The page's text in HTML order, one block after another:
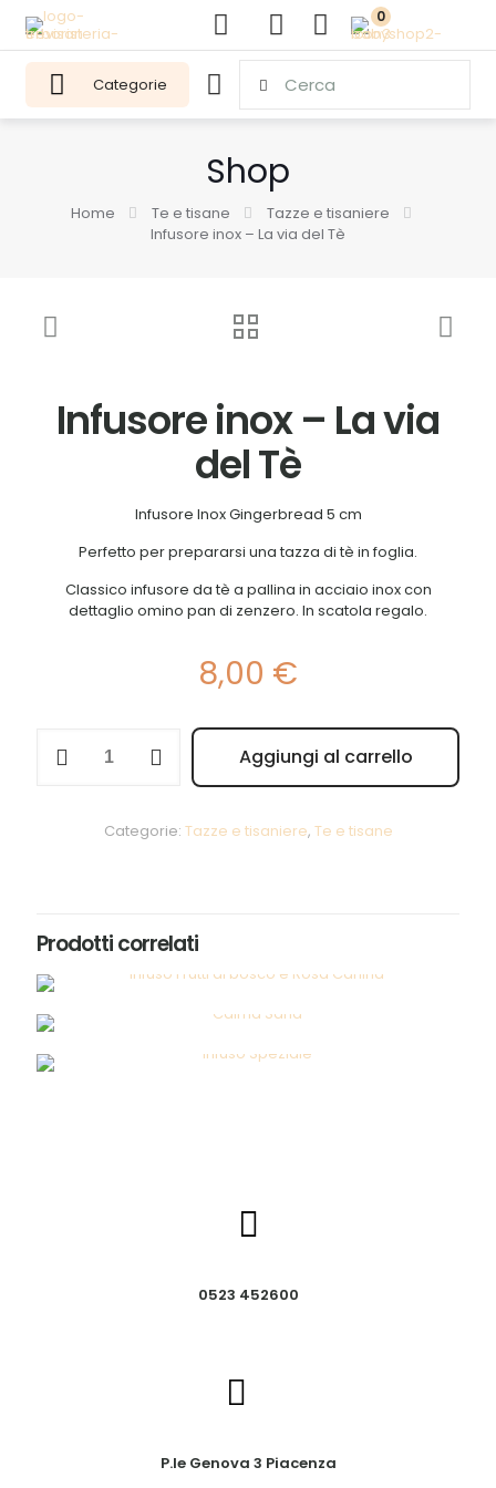
0
Categorie
Shop
Home Te e tisane
Tazze e tisaniere
Infusore inox – La via del Tè
Infusore inox – La via
del Tè
Infusore Inox Gingerbread 5 cm
Perfetto per prepararsi una tazza di tè in foglia.
Classico infusore da tè a pallina in acciaio inox con
dettaglio omino pan di zenzero. In scatola regalo.
8,00 €
inox
Aggiungi al carrello
Alternative:
Categorie: Tazze e tisaniere, Te e tisane
Prodotti correlati
0523 452600
P.le Genova 3 Piacenza